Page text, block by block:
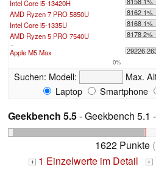
Intel Core i5-13420H
AMD Ryzen 7 PRO 5850U
8162 1%
Intel Core i5-1335U
8168 1%
AMD Ryzen 5 PRO 7540U
8178 2%
Apple M5 Max 29226
0%
Suchen: Modell: Max.
Laptop
Smartphone
Geekbench 5.5- Geekbench 5.1
1622 Punkte
+ 1 Einzelwerte im Detail +